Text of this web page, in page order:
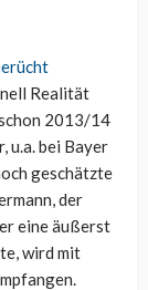
Realität
2013/14
u.a. bei Bayer
geschätzte
der
eine äußerst
wird mit